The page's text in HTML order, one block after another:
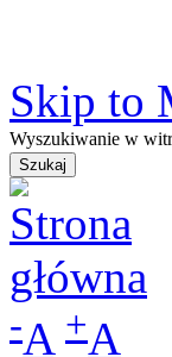
Skip to
Wyszukiwanie w
-A +A